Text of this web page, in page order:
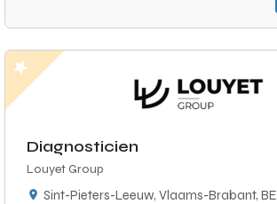
Diagnosticien
Louyet Group
Sint-Pieters-Leeuw, Vlaams-Brabant, BE